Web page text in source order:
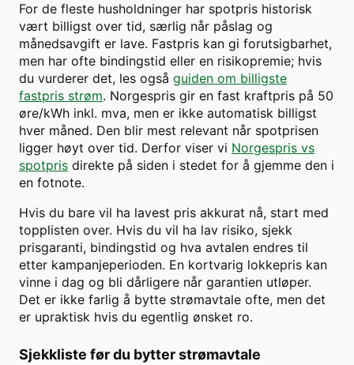
For de fleste husholdninger har spotpris historisk
vært billigst over tid, særlig når påslag og
månedsavgift er lave. Fastpris kan gi forutsigbarhet,
men har ofte bindingstid eller en risikopremie; hvis
du vurderer det, les også guiden om billigste
fastpris strøm. Norgespris gir en fast kraftpris på 50
øre/kWh inkl. mva, men er ikke automatisk billigst
hver måned. Den blir mest relevant når spotprisen
ligger høyt over tid. Derfor viser vi Norgespris vs
spotpris direkte på siden i stedet for å gjemme den i
en fotnote.
Hvis du bare vil ha lavest pris akkurat nå, start med
topplisten over. Hvis du vil ha lav risiko, sjekk
prisgaranti, bindingstid og hva avtalen endres til
etter kampanjeperioden. En kortvarig lokkepris kan
vinne i dag og bli dårligere når garantien utløper.
Det er ikke farlig å bytte strømavtale ofte, men det
er upraktisk hvis du egentlig ønsket ro.
Sjekkliste før du bytter strømavtale